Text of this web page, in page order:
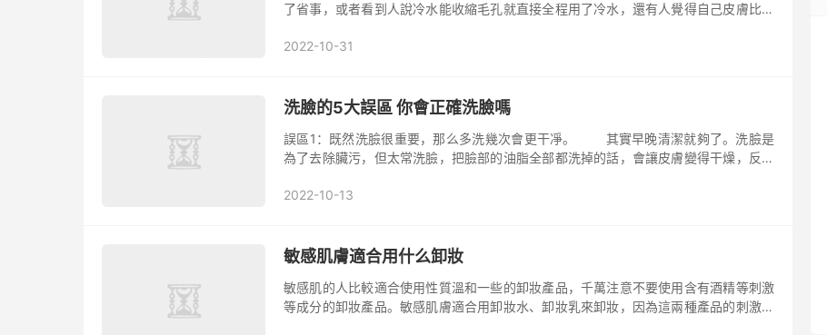
了省事，或者看到人說冷水能收縮毛孔就直接全程用了冷水，還有人覺得自己皮膚比較
在保證...
2022-10-31
洗臉的5大誤區 你會正確洗臉嗎
誤區1：既然洗臉很重要，那么多洗幾次會更干凈。 其實早晚清潔就夠了。洗臉是
為了去除臟污，但太常洗臉，把臉部的油脂全部都洗掉的話，會讓皮膚變得干燥，反而
比較徹底...
2022-10-13
敏感肌膚適合用什么卸妝
敏感肌的人比較適合使用性質溫和一些的卸妝產品，千萬注意不要使用含有酒精等刺激
等成分的卸妝產品。敏感肌膚適合用卸妝水、卸妝乳來卸妝，因為這兩種產品的刺激性